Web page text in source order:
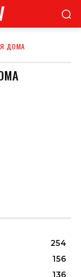
ДОМА
254
156
136